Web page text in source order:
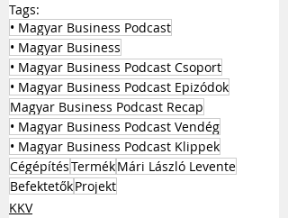
Tags:
• Magyar Business Podcast
• Magyar Business
• Magyar Business Podcast Csoport
• Magyar Business Podcast Epizódok
Magyar Business Podcast Recap
• Magyar Business Podcast Vendég
• Magyar Business Podcast Klippek
CégépítésTermékMári László Levente
BefektetőkProjekt
KKV